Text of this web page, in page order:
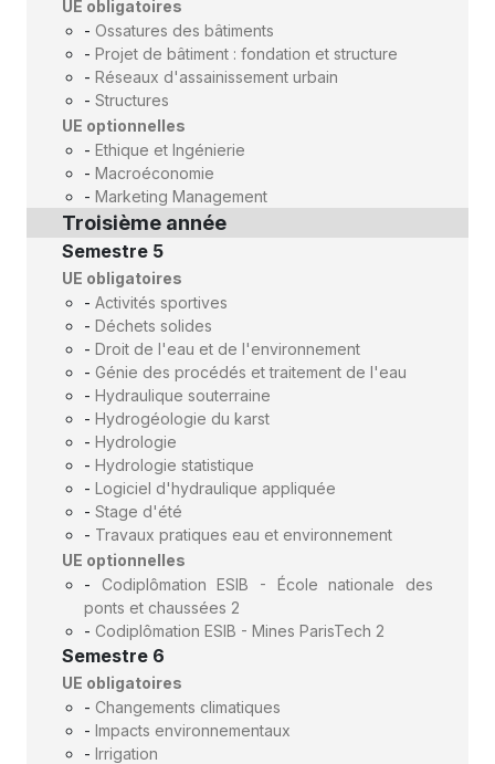
UE obligatoires
- Ossatures des bâtiments
- Projet de bâtiment : fondation et structure
- Réseaux d'assainissement urbain
- Structures
UE optionnelles
- Ethique et Ingénierie
- Macroéconomie
- Marketing Management
Troisième année
Semestre 5
UE obligatoires
- Activités sportives
- Déchets solides
- Droit de l'eau et de l'environnement
- Génie des procédés et traitement de l'eau
- Hydraulique souterraine
- Hydrogéologie du karst
- Hydrologie
- Hydrologie statistique
- Logiciel d'hydraulique appliquée
- Stage d'été
- Travaux pratiques eau et environnement
UE optionnelles
- Codiplômation ESIB - École nationale des
ponts et chaussées 2
- Codiplômation ESIB - Mines ParisTech 2
Semestre 6
UE obligatoires
- Changements climatiques
- Impacts environnementaux
- Irrigation